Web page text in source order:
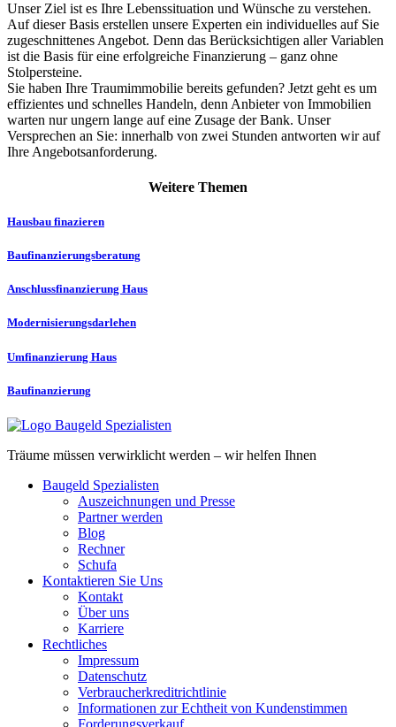
Unser Ziel ist es Ihre Lebenssituation und Wünsche zu verstehen.
Auf dieser Basis erstellen unsere Experten ein individuelles auf Sie
zugeschnittenes Angebot. Denn das Berücksichtigen aller Variablen
ist die Basis für eine erfolgreiche Finanzierung – ganz ohne
Stolpersteine.
Sie haben Ihre Traumimmobilie bereits gefunden? Jetzt geht es um
effizientes und schnelles Handeln, denn Anbieter von Immobilien
warten nur ungern lange auf eine Zusage der Bank. Unser
Versprechen an Sie: innerhalb von zwei Stunden antworten wir auf
Ihre Angebotsanforderung.
Weitere Themen
Hausbau finazieren
Baufinanzierungs­­beratung
Anschlussfinanzierung Haus
Modernisierungs­darlehen
Umfinanzierung Haus
Baufinanzierung
Träume müssen verwirklicht werden – wir helfen Ihnen
Baugeld Spezialisten
Auszeichnungen und Presse
Partner werden
Blog
Rechner
Schufa
Kontaktieren Sie Uns
Kontakt
Über uns
Karriere
Rechtliches
Impressum
Datenschutz
Verbraucherkreditrichtlinie
Informationen zur Echtheit von Kundenstimmen
Forderungsverkauf